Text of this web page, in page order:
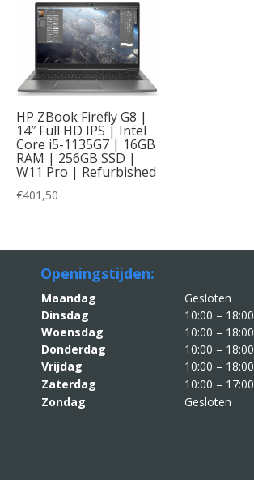
401 401 402
HP ZBook Firefly G8 |
14″ Full HD IPS | Intel
Core i5-1135G7 | 16GB
RAM | 256GB SSD |
W11 Pro | Refurbished
€401,50
Openingstijden:
Maandag
Gesloten
Dinsdag
10:00 – 18:00
Woensdag
10:00 – 18:00
Donderdag
10:00 – 18:00
Vrijdag
10:00 – 18:00
Zaterdag
10:00 – 17:00
Zondag
Gesloten